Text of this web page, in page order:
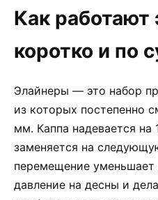
Как работают
коротко и по
Элайнеры — это набор
из которых постепенно
мм. Каппа надевается на
заменяется на
перемещение уменьшает
давление на десны и